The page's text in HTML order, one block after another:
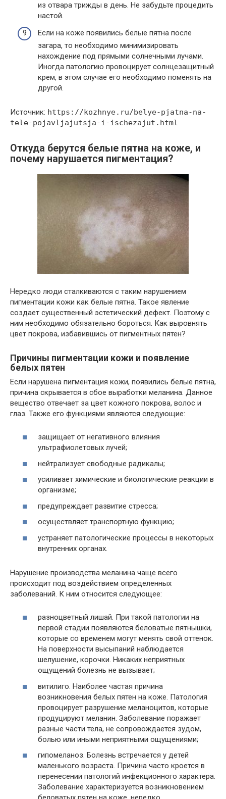
из отвара трижды в день. Не забудьте процедить
настой.
Если на коже появились белые пятна после
загара, то необходимо минимизировать
нахождение под прямыми солнечными лучами.
Иногда патологию провоцирует солнцезащитный
крем, в этом случае его необходимо поменять на
другой.
Источник: https://kozhnye.ru/belye-pjatna-na-
tele-pojavljajutsja-i-ischezajut.html
Откуда берутся белые пятна на коже, и
почему нарушается пигментация?
Нередко люди сталкиваются с таким нарушением
пигментации кожи как белые пятна. Такое явление
создает существенный эстетический дефект. Поэтому с
ним необходимо обязательно бороться. Как выровнять
цвет покрова, избавившись от пигментных пятен?
Причины пигментации кожи и появление
белых пятен
Если нарушена пигментация кожи, появились белые пятна,
причина скрывается в сбое выработки меланина. Данное
вещество отвечает за цвет кожного покрова, волос и
глаз. Также его функциями являются следующие:
защищает от негативного влияния
ультрафиолетовых лучей;
нейтрализует свободные радикалы;
усиливает химические и биологические реакции в
организме;
предупреждает развитие стресса;
осуществляет транспортную функцию;
устраняет патологические процессы в некоторых
внутренних органах.
Нарушение производства меланина чаще всего
происходит под воздействием определенных
заболеваний. К ним относится следующее:
разноцветный лишай. При такой патологии на
первой стадии появляются беловатые пятнышки,
которые со временем могут менять свой оттенок.
На поверхности высыпаний наблюдается
шелушение, корочки. Никаких неприятных
ощущений болезнь не вызывает;
витилиго. Наиболее частая причина
возникновения белых пятен на коже. Патология
провоцирует разрушение меланоцитов, которые
продуцируют меланин. Заболевание поражает
разные части тела, не сопровождается зудом,
болью или иными неприятными ощущениями;
гипомеланоз. Болезнь встречается у детей
маленького возраста. Причина часто кроется в
перенесении патологий инфекционного характера.
Заболевание характеризуется возникновением